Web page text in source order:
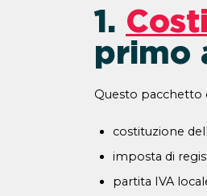
1.
primo
Questo pacchetto
costituzione
imposta di
partita IVA